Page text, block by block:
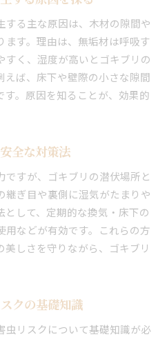
する主な原因は、木材の隙間や
ます。理由は、無垢材は呼吸す
すく、湿度が高いとゴキブリの
ば、床下や壁際の小さな隙間
す。原因を知ることが、効果的
全な対策法
ですが、ゴキブリの潜伏場所と
継ぎ目や裏側に湿気がたまりや
して、定期的な換気・床下の
用などが有効です。これらの方
しさを守りながら、ゴキブリ
クの基礎知識
虫リスクについて基礎知識が必